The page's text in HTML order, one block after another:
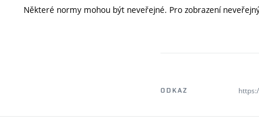
Některé normy mohou být neveřejné. Pro zobrazení
ODKAZ